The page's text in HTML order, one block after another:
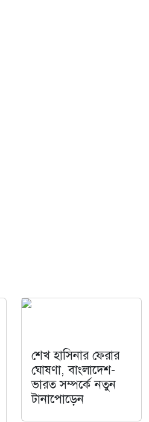
শেখ হাসিনার ফেরার
ঘোষণা, বাংলাদেশ-
ভারত সম্পর্কে নতুন
টানাপোড়েন